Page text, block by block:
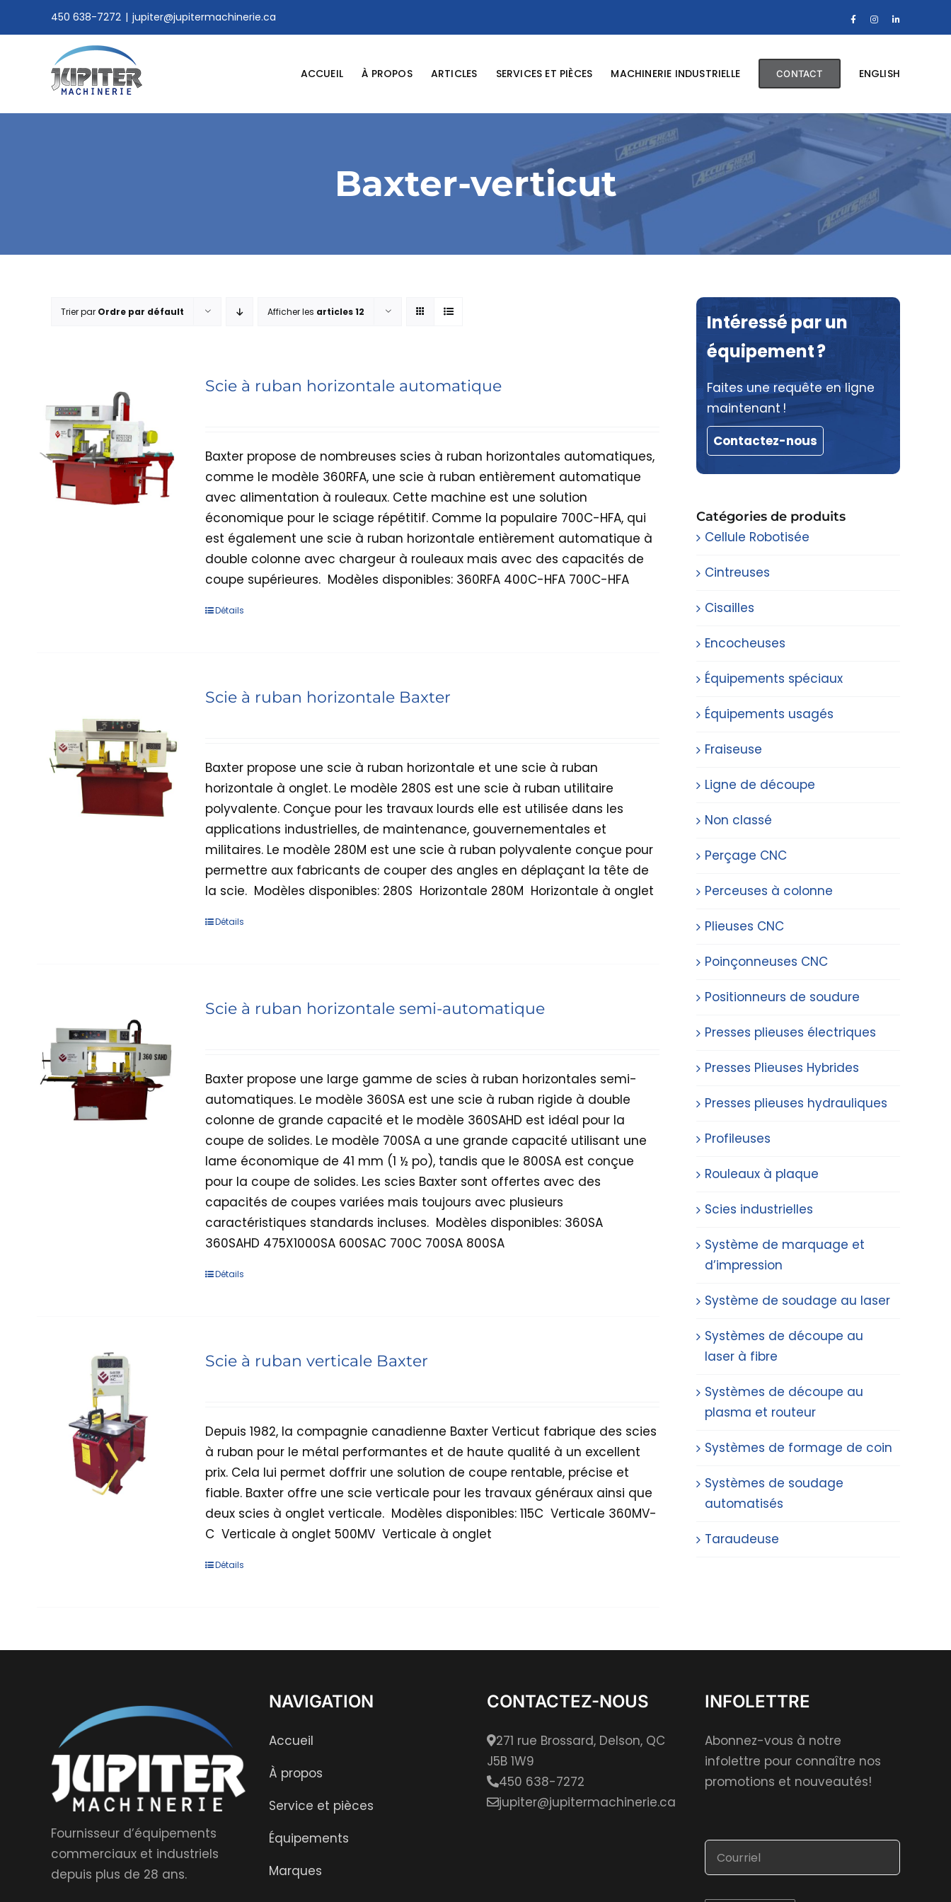
450 638-7272 | jupiter@jupitermachinerie.ca FacebookInstagramLinkedIn
ACCUEIL À PROPOS ARTICLES SERVICES ET PIÈCES MACHINERIE INDUSTRIELLE CONTACT ENGLISH
Baxter-verticut
Trier par Ordre par défault Afficher les articles 12
Scie à ruban horizontale automatique
Baxter propose de nombreuses scies à ruban horizontales automatiques,
comme le modèle 360RFA, une scie à ruban entièrement automatique
avec alimentation à rouleaux. Cette machine est une solution
économique pour le sciage répétitif. Comme la populaire 700C-HFA, qui
est également une scie à ruban horizontale entièrement automatique à
double colonne avec chargeur à rouleaux mais avec des capacités de
coupe supérieures. Modèles disponibles: 360RFA 400C-HFA 700C-HFA
Détails
Scie à ruban horizontale Baxter
Baxter propose une scie à ruban horizontale et une scie à ruban
horizontale à onglet. Le modèle 280S est une scie à ruban utilitaire
polyvalente. Conçue pour les travaux lourds elle est utilisée dans les
applications industrielles, de maintenance, gouvernementales et
militaires. Le modèle 280M est une scie à ruban polyvalente conçue pour
permettre aux fabricants de couper des angles en déplaçant la tête de
la scie. Modèles disponibles: 280S  Horizontale 280M  Horizontale à onglet
Détails
Scie à ruban horizontale semi-automatique
Baxter propose une large gamme de scies à ruban horizontales semi-
automatiques. Le modèle 360SA est une scie à ruban rigide à double
colonne de grande capacité et le modèle 360SAHD est idéal pour la
coupe de solides. Le modèle 700SA a une grande capacité utilisant une
lame économique de 41 mm (1 ½ po), tandis que le 800SA est conçue
pour la coupe de solides. Les scies Baxter sont offertes avec des
capacités de coupes variées mais toujours avec plusieurs
caractéristiques standards incluses. Modèles disponibles: 360SA
360SAHD 475X1000SA 600SAC 700C 700SA 800SA
Détails
Scie à ruban verticale Baxter
Depuis 1982, la compagnie canadienne Baxter Verticut fabrique des scies
à ruban pour le métal performantes et de haute qualité à un excellent
prix. Cela lui permet doffrir une solution de coupe rentable, précise et
fiable. Baxter offre une scie verticale pour les travaux généraux ainsi que
deux scies à onglet verticale. Modèles disponibles: 115C  Verticale 360MV-
C  Verticale à onglet 500MV  Verticale à onglet
Détails
Intéressé par un
équipement ?
Faites une requête en ligne
maintenant !
Contactez-nous
Catégories de produits
Cellule Robotisée
Cintreuses
Cisailles
Encocheuses
Équipements spéciaux
Équipements usagés
Fraiseuse
Ligne de découpe
Non classé
Perçage CNC
Perceuses à colonne
Plieuses CNC
Poinçonneuses CNC
Positionneurs de soudure
Presses plieuses électriques
Presses Plieuses Hybrides
Presses plieuses hydrauliques
Profileuses
Rouleaux à plaque
Scies industrielles
Système de marquage et
d’impression
Système de soudage au laser
Systèmes de découpe au
laser à fibre
Systèmes de découpe au
plasma et routeur
Systèmes de formage de coin
Systèmes de soudage
automatisés
Taraudeuse
Fournisseur d’équipements
commerciaux et industriels
depuis plus de 28 ans.
NAVIGATION
Accueil
À propos
Service et pièces
Équipements
Marques
CONTACTEZ-NOUS
271 rue Brossard, Delson, QC
J5B 1W9
450 638-7272
jupiter@jupitermachinerie.ca
INFOLETTRE
Abonnez-vous à notre
infolettre pour connaître nos
promotions et nouveautés!